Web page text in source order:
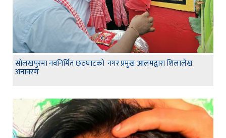
सोलखपुरमा नवनिर्मित छठघाटको नगर प्रमुख आलमद्वारा शिलालेख
अनावरण